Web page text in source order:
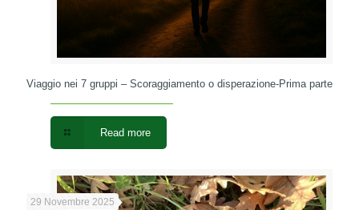
Viaggio nei 7 gruppi – Scoraggiamento o disperazione-Prima parte
Read more
29 Novembre 2025